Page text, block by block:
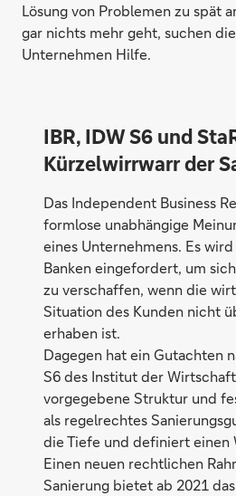
Lösung von Problemen zu spät
gar nichts mehr geht, suchen
Unternehmen Hilfe.
IBR, IDW S6 und
Kürzelwirrwarr der
Das Independent Business
formlose unabhängige
eines Unternehmens. Es
Banken eingefordert, um
zu verschaffen, wenn die
Situation des Kunden nicht
erhaben ist.
Dagegen hat ein Gutachten
S6 des Institut der
vorgegebene Struktur und
als regelrechtes
die Tiefe und definiert einen
Einen neuen rechtlichen
Sanierung bietet ab 2021 das